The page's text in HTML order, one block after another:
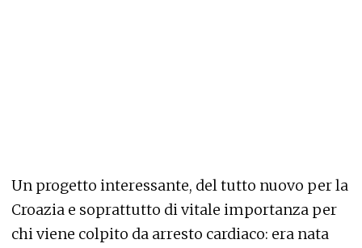
Un progetto interessante, del tutto nuovo per la
Croazia e soprattutto di vitale importanza per
chi viene colpito da arresto cardiaco: era nata